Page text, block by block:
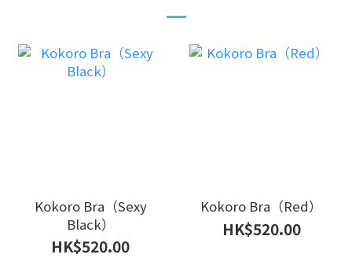
Kokoro Bra（Sexy
Black）
HK$520.00
Kokoro Bra（Red）
HK$520.00